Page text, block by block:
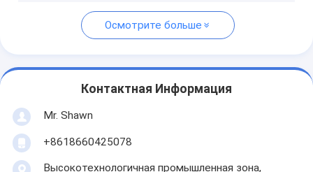
Осмотрите больше
Контактная Информация
Mr. Shawn
+8618660425078
Высокотехнологичная промышленная зона,